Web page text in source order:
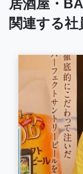
居酒屋・
関連する